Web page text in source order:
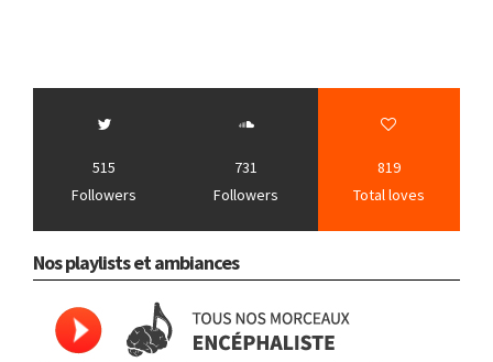
515
Followers
731
Followers
819
Total loves
Nos playlists et ambiances